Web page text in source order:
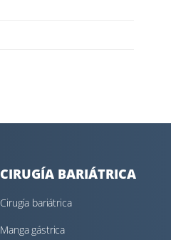
CIRUGÍA BARIÁTRICA
Cirugía bariátrica
Manga gástrica